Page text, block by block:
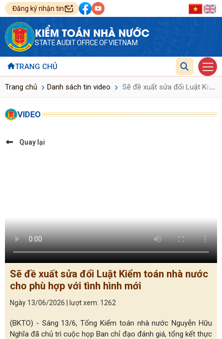
Đăng ký nhận tin
KIỂM TOÁN NHÀ NƯỚC
STATE AUDIT OFFICE OF VIETNAM
TRANG CHỦ
Trang chủ Danh sách tin video Sẽ đề xuất sửa đổi Luật ...
VIDEO
Quay lại
Sẽ đề xuất sửa đổi Luật Kiểm toán nhà nước
cho phù hợp với tình hình mới
Ngày 13/06/2026 | lượt xem: 1262
(BKTO) - Sáng 13/6, Tổng Kiểm toán nhà nước Nguyễn Hữu
Nghĩa đã chủ trì cuộc họp Ban chỉ đạo đánh giá, tổng kết thực